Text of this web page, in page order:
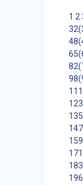
1 2